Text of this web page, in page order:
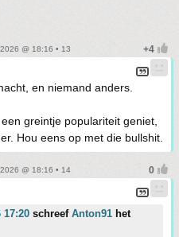
@ 18:16 • 13
en niemand anders.
greintje populariteit geniet,
Hou eens op met die bullshit.
@ 18:16 • 14
schreef Anton91 het